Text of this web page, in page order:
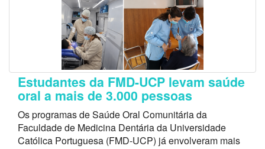
Estudantes da FMD-UCP levam saúde
oral a mais de 3.000 pessoas
Os programas de Saúde Oral Comunitária da
Faculdade de Medicina Dentária da Universidade
Católica Portuguesa (FMD-UCP) já envolveram mais